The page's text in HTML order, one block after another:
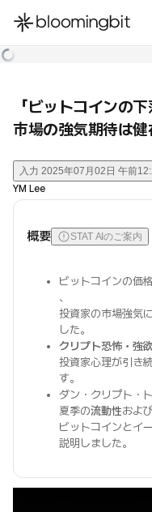
한국어
「ビットコインの下
市場の強気期待は健
入力 2025年07月02日 午前
YM Lee
概要 STAT AIのご案内
ビットコインの価
、
投資家の市場強気
した。
クリプト恐怖・強
投資家心理が引き
す。
ダン・クリプト・ト
夏季の流動性およ
ビットコインとイ
説明しました。